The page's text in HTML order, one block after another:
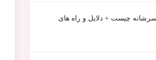
چیست + دلایل و راه های